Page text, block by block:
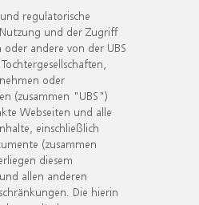
regulatorische
und der Zugriff
oder andere von der UBS
oder
(zusammen "UBS")
Webseiten und alle
einschließlich
(zusammen
diesem
allen anderen
Die hierin